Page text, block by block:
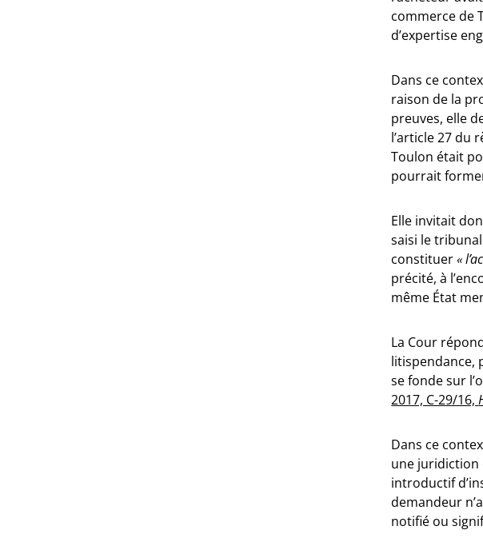
commerce de
d’expertise
Dans ce
raison de la
preuves, elle
l’article 27 du
Toulon était
pourrait
Elle invitait
saisi le
constituer«
précité, à
même État
La Cour
litispendance,
se fonde sur
2017, C-29/16,
Dans ce
une juridiction
introductif
demandeur
notifié ou